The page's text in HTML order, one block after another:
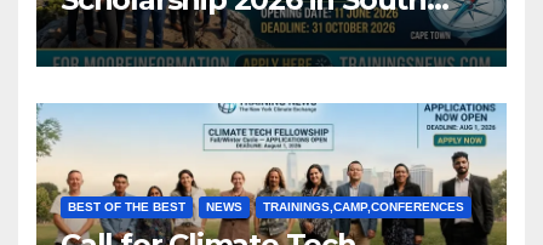
Africa (Fully Funded)
BEST OF THE BEST NEWS TRAININGS,CAMP,CONFERENCES